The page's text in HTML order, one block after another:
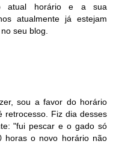
atual horário e a sua
atualmente já estejam
seu blog.
sou a favor do horário
retrocesso. Fiz dia desses
"fui pescar e o gado só
horas o novo horário não